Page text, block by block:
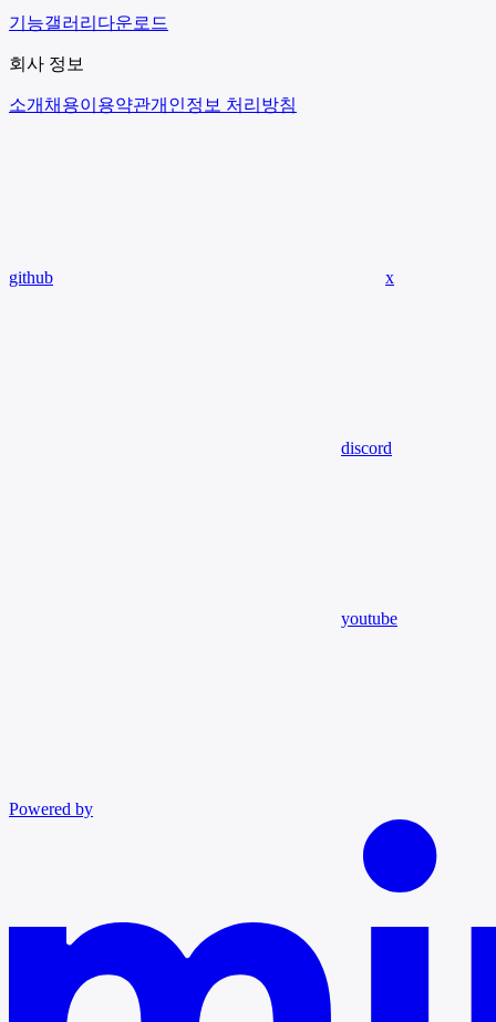
기능갤러리 다운로드
회사 정보
소개 채용이용약관개인정보 처리방침
github x
discord
youtube
Powered by